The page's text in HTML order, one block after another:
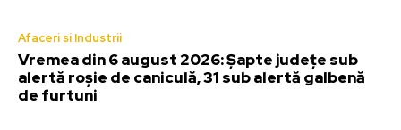
Afaceri si Industrii
Vremea din 6 august 2026: Șapte județe sub
alertă roșie de caniculă, 31 sub alertă galbenă
de furtuni